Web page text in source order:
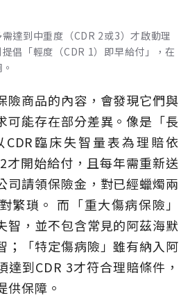
達到中重度（CDR 2或3）才啟動理
倡「輕度（CDR 1）即早給付」，在
險商品的內容，會發現它們與
可能存在部分差異。像是「長
臨床失智量表為理賠依
才開始給付，且每年需重新送
司請領保險金，對已經蠟燭兩
繁瑣。 而「重大傷病保險」
智，並不包含常見的阿茲海默
；「特定傷病險」雖有納入阿
達到CDR 3才符合理賠條件，
供保障。